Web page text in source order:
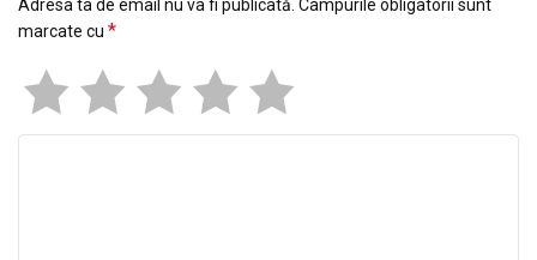
Adresa ta de email nu va fi publicată. Câmpurile obligatorii sunt
marcate cu *